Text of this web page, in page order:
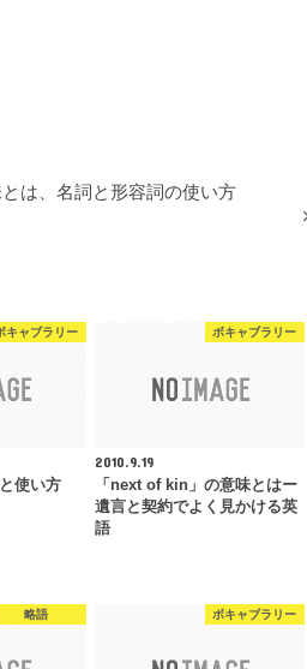
は、名詞と形容詞の使い方
キャブラリー
使い方
ボキャブラリー
2010.9.19
「next of kin」の意味とはー
遺言と契約でよく見かける英
語
略語 ボキャブラリー